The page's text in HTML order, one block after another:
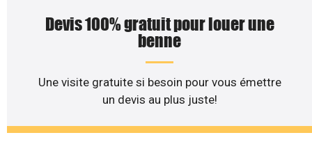
Devis 100% gratuit pour louer une
benne
Une visite gratuite si besoin pour vous émettre
un devis au plus juste!